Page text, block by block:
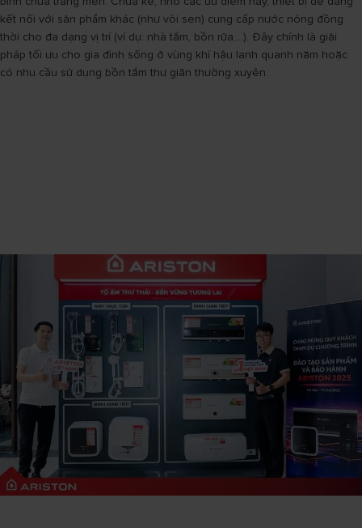
kết nối với sản phẩm khác (như vòi sen) cung cấp nước nóng đồng
thời cho đa dạng vị trí (ví dụ: nhà tắm, bồn rửa,...). Đây chính là giải
pháp tối ưu cho gia đình sống ở vùng khí hậu lạnh quanh năm hoặc
có nhu cầu sử dụng bồn tắm thư giãn thường xuyên.